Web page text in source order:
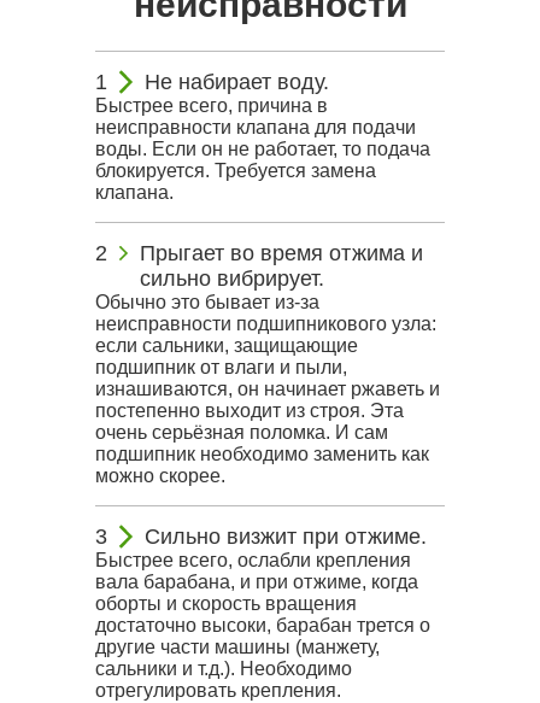
Не набирает воду.
Быстрее всего, причина в
неисправности клапана для подачи
воды. Если он не работает, то подача
блокируется. Требуется замена
клапана.
Прыгает во время отжима и
сильно вибрирует.
Обычно это бывает из-за
неисправности подшипникового узла:
если сальники, защищающие
подшипник от влаги и пыли,
изнашиваются, он начинает ржаветь и
постепенно выходит из строя. Эта
очень серьёзная поломка. И сам
подшипник необходимо заменить как
можно скорее.
Сильно визжит при отжиме.
Быстрее всего, ослабли крепления
вала барабана, и при отжиме, когда
оборты и скорость вращения
достаточно высоки, барабан трется о
другие части машины (манжету,
сальники и т.д.). Необходимо
отрегулировать крепления.